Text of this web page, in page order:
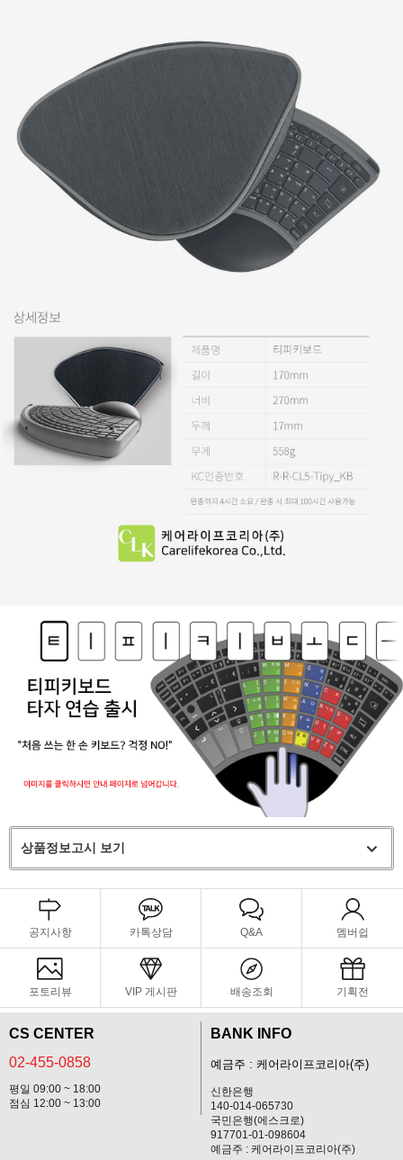
상품정보고시 보기
공지사항 카톡상담 Q&A 멤버쉽
포토리뷰 VIP 게시판 배송조회 기획전
CS CENTER
02-455-0858
평일 09:00 ~ 18:00
점심 12:00 ~ 13:00
BANK INFO
예금주 : 케어라이프코리아(주)
신한은행
140-014-065730
국민은행(에스크로)
917701-01-098604
예금주 : 케어라이프코리아(주)